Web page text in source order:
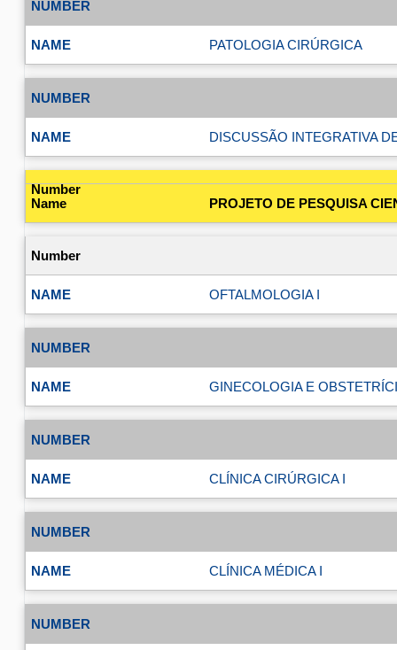
PATOLOGIA CIRÚRGICA
DISCUSSÃO INTEGRATIVA
PROJETO DE PESQUISA
OFTALMOLOGIA I
GINECOLOGIA E
CLÍNICA CIRÚRGICA I
CLÍNICA MÉDICA I